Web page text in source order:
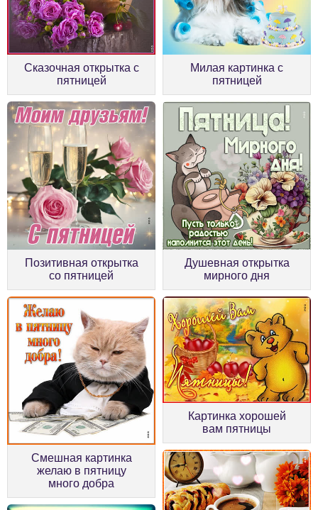
Сказочная открытка с
пятницей
Милая картинка с
пятницей
Позитивная открытка
со пятницей
Душевная открытка
мирного дня
Смешная картинка
желаю в пятницу
много добра
Картинка хорошей
вам пятницы